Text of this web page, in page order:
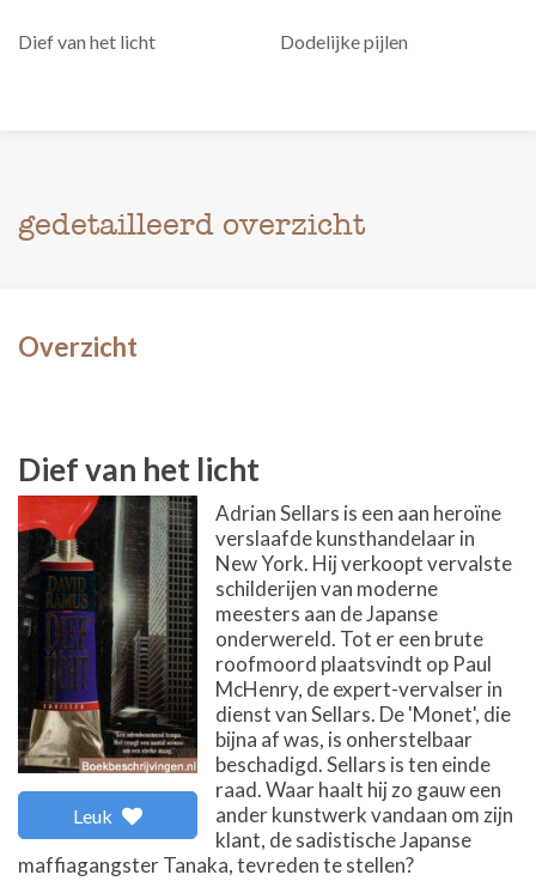
Dief van het licht Dodelijke pijlen
gedetailleerd overzicht
Overzicht
Dief van het licht
Leuk
Adrian Sellars is een aan heroïne
verslaafde kunsthandelaar in
New York. Hij verkoopt vervalste
schilderijen van moderne
meesters aan de Japanse
onderwereld. Tot er een brute
roofmoord plaatsvindt op Paul
McHenry, de expert-vervalser in
dienst van Sellars. De 'Monet', die
bijna af was, is onherstelbaar
beschadigd. Sellars is ten einde
raad. Waar haalt hij zo gauw een
ander kunstwerk vandaan om zijn
klant, de sadistische Japanse
maffiagangster Tanaka, tevreden te stellen?